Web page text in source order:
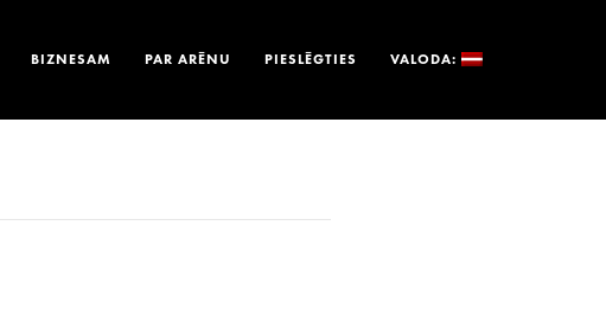
BIZNESAM PAR ARĒNU PIESLĒGTIES VALODA: